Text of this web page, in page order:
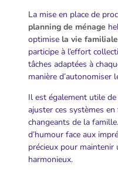
La mise en place de
planning de ménage
optimise la vie familiale
participe à l’effort
tâches adaptées à
manière d’autonomiser
Il est également utile
ajuster ces systèmes
changeants de la
d’humour face aux
précieux pour
harmonieux.